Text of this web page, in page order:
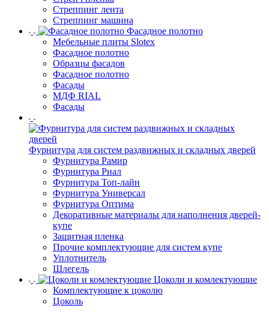
Стреппинг лента
Стреппинг машина
Фасадное полотно
Мебельные плиты Slotex
Фасадное полотно
Образцы фасадов
Фасадное полотно
Фасады
МДФ RIAL
Фасады
Фурнитура для систем раздвижных и складных дверей
Фурнитура Рамир
Фурнитура Риал
Фурнитура Топ-лайн
Фурнитура Универсал
Фурнитура Оптима
Декоративные материалы для наполнения дверей-
купе
Защитная пленка
Прочие комплектующие для систем купе
Уплотнитель
Шлегель
Цоколи и комлектующие
Комплектующие к цоколю
Цоколь